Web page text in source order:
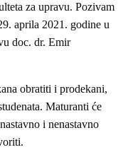
za upravu. Pozivam
aprila 2021. godine u
doc. dr. Emir
obratiti i prodekani,
Maturanti će
i nenastavno